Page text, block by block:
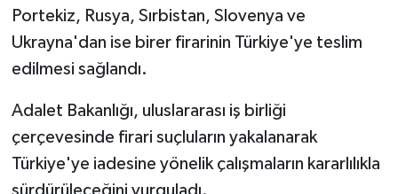
Portekiz, Rusya, Sırbistan, Slovenya ve
Ukrayna'dan ise birer firarinin Türkiye'ye teslim
edilmesi sağlandı.
Adalet Bakanlığı, uluslararası iş birliği
çerçevesinde firari suçluların yakalanarak
Türkiye'ye iadesine yönelik çalışmaların kararlılıkla